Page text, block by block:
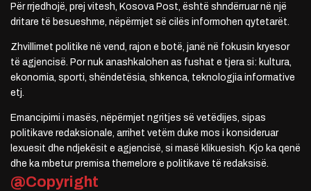
Për rrjedhojë, prej vitesh, Kosova Post, është shndërruar në një
dritare të besueshme, nëpërmjet së cilës informohen qytetarët.
Zhvillimet politike në vend, rajon e botë, janë në fokusin kryesor
të agjencisë. Por nuk anashkalohen as fushat e tjera si: kultura,
ekonomia, sporti, shëndetësia, shkenca, teknologjia informative
etj.
Emancipimi i masës, nëpërmjet ngritjes së vetëdijes, sipas
politikave redaksionale, arrihet vetëm duke mos i konsideruar
lexuesit dhe ndjekësit e agjencisë, si masë klikuesish. Kjo ka qenë
dhe ka mbetur premisa themelore e politikave të redaksisë.
@Copyright